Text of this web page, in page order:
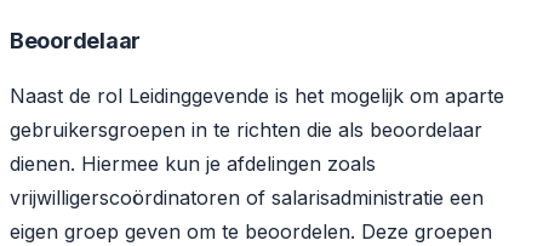
Beoordelaar
Naast de rol Leidinggevende is het mogelijk om aparte
gebruikersgroepen in te richten die als beoordelaar
dienen. Hiermee kun je afdelingen zoals
vrijwilligerscoördinatoren of salarisadministratie een
eigen groep geven om te beoordelen. Deze groepen